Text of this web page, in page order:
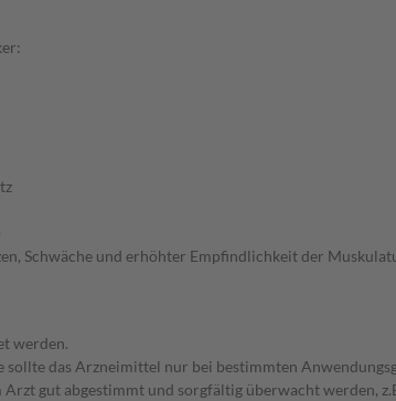
Schwäche und erhöhter Empfindlichkeit der
werden.
das Arzneimittel nur bei bestimmten
gut abgestimmt und sorgfältig überwacht werden,